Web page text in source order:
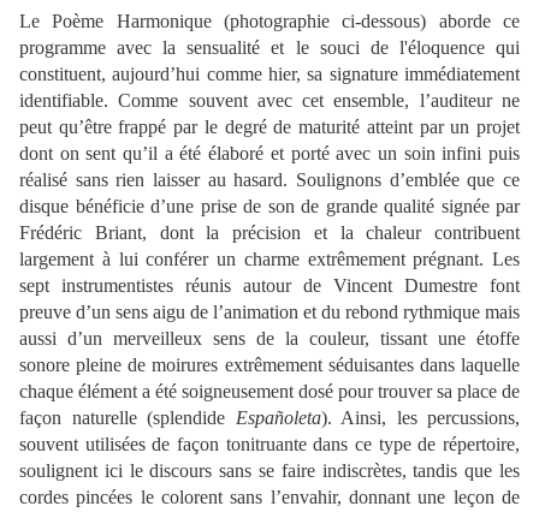
Le Poème Harmonique (photographie ci-dessous) aborde ce
programme avec la sensualité et le souci de l'éloquence qui
constituent, aujourd’hui comme hier, sa signature immédiatement
identifiable. Comme souvent avec cet ensemble, l’auditeur ne
peut qu’être frappé par le degré de maturité atteint par un projet
dont on sent qu’il a été élaboré et porté avec un soin infini puis
réalisé sans rien laisser au hasard. Soulignons d’emblée que ce
disque bénéficie d’une prise de son de grande qualité signée par
Frédéric Briant, dont la précision et la chaleur contribuent
largement à lui conférer un charme extrêmement prégnant. Les
sept instrumentistes réunis autour de Vincent Dumestre font
preuve d’un sens aigu de l’animation et du rebond rythmique mais
aussi d’un merveilleux sens de la couleur, tissant une étoffe
sonore pleine de moirures extrêmement séduisantes dans laquelle
chaque élément a été soigneusement dosé pour trouver sa place de
façon naturelle (splendide Españoleta). Ainsi, les percussions,
souvent utilisées de façon tonitruante dans ce type de répertoire,
soulignent ici le discours sans se faire indiscrètes, tandis que les
cordes pincées le colorent sans l’envahir, donnant une leçon de